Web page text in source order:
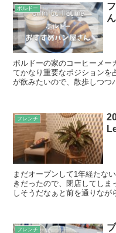
ボルドー
ボルドーの家のコーヒーメー
てかなり重要なポジションを
が飲みたいので、散歩しつつ
フレンチ
まだオープンして1年経たな
きだったので、閉店してし
しそうだなぁと前を通りな
フレンチ